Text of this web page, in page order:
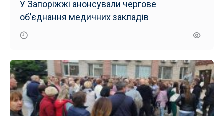
У Запоріжжі анонсували чергове
об’єднання медичних закладів